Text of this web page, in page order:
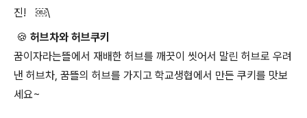
진! ￼\
🍪 허브차와 허브쿠키
꿈이자라는뜰에서 재배한 허브를 깨끗이 씻어서 말린 허브로 우려
낸 허브차, 꿈뜰의 허브를 가지고 학교생협에서 만든 쿠키를 맛보
세요~